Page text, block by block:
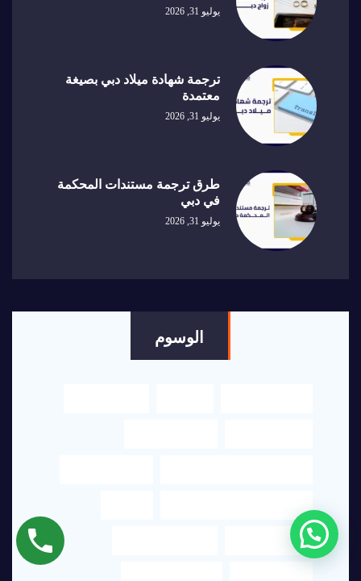
يوليو 31, 2026
ترجمة شهادة ميلاد دبي بصيغة
معتمدة
يوليو 31, 2026
طرق ترجمة مستندات المحكمة
في دبي
يوليو 31, 2026
الوسوم
ترجمة النصوص